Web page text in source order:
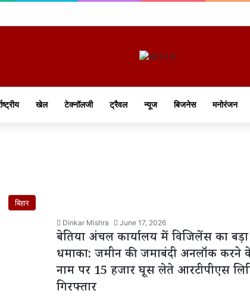
खेल टेक्नॉलजी ट्रैवल न्यूज बिजनेस मनोरंजन
बिहार
Dinkar Mishra June 17, 2026
बेतिया अंचल कार्यालय में विजिलेंस का बड़ा
धमाका: जमीन की जमाबंदी अनलॉक करने
नाम पर 15 हजार घूस लेते आरटीपीएस
गिरफ्तार